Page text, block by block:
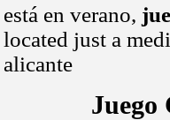
está en verano,
located just a
alicante
Juego